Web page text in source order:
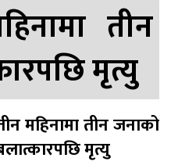
तीन
मृत्यु
महिनामा तीन जनाको
मृत्यु